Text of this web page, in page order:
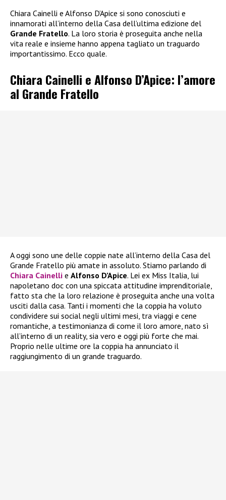
Chiara Cainelli e Alfonso D’Apice si sono conosciuti e
innamorati all’interno della Casa dell’ultima edizione del
Grande Fratello. La loro storia è proseguita anche nella
vita reale e insieme hanno appena tagliato un traguardo
importantissimo. Ecco quale.
Chiara Cainelli e Alfonso D’Apice: l’amore
al Grande Fratello
A oggi sono une delle coppie nate all’interno della Casa del
Grande Fratello più amate in assoluto. Stiamo parlando di
Chiara Cainelli e Alfonso D’Apice. Lei ex Miss Italia, lui
napoletano doc con una spiccata attitudine imprenditoriale,
fatto sta che la loro relazione è proseguita anche una volta
usciti dalla casa. Tanti i momenti che la coppia ha voluto
condividere sui social negli ultimi mesi, tra viaggi e cene
romantiche, a testimonianza di come il loro amore, nato sì
all’interno di un reality, sia vero e oggi più forte che mai.
Proprio nelle ultime ore la coppia ha annunciato il
raggiungimento di un grande traguardo.